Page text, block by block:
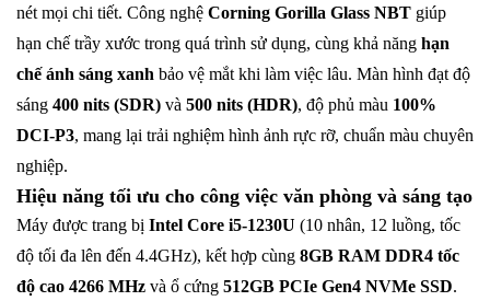
nét mọi chi tiết. Công nghệ Corning Gorilla Glass NBT giúp
hạn chế trầy xước trong quá trình sử dụng, cùng khả năng hạn
chế ánh sáng xanh bảo vệ mắt khi làm việc lâu. Màn hình đạt độ
sáng 400 nits (SDR) và 500 nits (HDR), độ phủ màu 100%
DCI-P3, mang lại trải nghiệm hình ảnh rực rỡ, chuẩn màu chuyên
nghiệp.
Hiệu năng tối ưu cho công việc văn phòng và sáng tạo
Máy được trang bị Intel Core i5-1230U (10 nhân, 12 luồng, tốc
độ tối đa lên đến 4.4GHz), kết hợp cùng 8GB RAM DDR4 tốc
độ cao 4266 MHz và ổ cứng 512GB PCIe Gen4 NVMe SSD.